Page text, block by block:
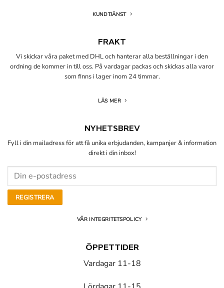
KUNDTJÄNST
FRAKT
Vi skickar våra paket med DHL och hanterar alla beställningar i den
ordning de kommer in till oss. På vardagar packas och skickas alla varor
som finns i lager inom 24 timmar.
LÄS MER
NYHETSBREV
Fyll i din mailadress för att få unika erbjudanden, kampanjer & information
direkt i din inbox!
VÅR INTEGRITETSPOLICY
ÖPPETTIDER
Vardagar 11-18